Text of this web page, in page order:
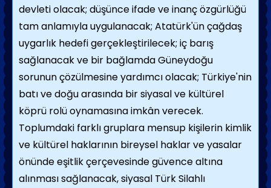
devleti olacak; düşünce ifade ve inanç özgürlüğü
tam anlamıyla uygulanacak; Atatürk'ün çağdaş
uygarlık hedefi gerçekleştirilecek; iç barış
sağlanacak ve bir bağlamda Güneydoğu
sorunun çözülmesine yardımcı olacak; Türkiye'nin
batı ve doğu arasında bir siyasal ve kültürel
köprü rolü oynamasına imkân verecek.
Toplumdaki farklı gruplara mensup kişilerin kimlik
ve kültürel haklarının bireysel haklar ve yasalar
önünde eşitlik çerçevesinde güvence altına
alınması sağlanacak, siyasal Türk Silahlı